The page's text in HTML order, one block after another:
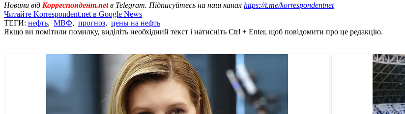
Новини від Корреспондент.netв Telegram. Підписуйтесь на наш канал https://t.me/korrespondentnet
Читайте Korrespondent.net в Google News
ТЕГИ: нефть, МВФ, прогноз, цены на нефть
Якщо ви помітили помилку, виділіть необхідний текст і натисніть Ctrl + Enter, щоб повідомити про це редакцію.